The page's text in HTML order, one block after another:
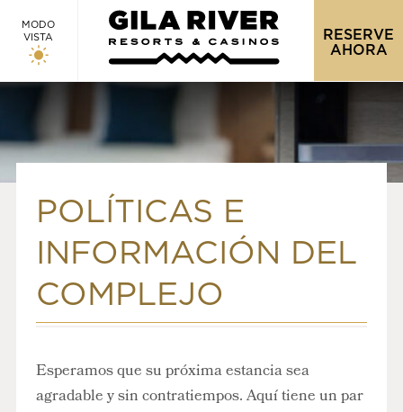
MODO
VISTA
RESERVE
AHORA
POLÍTICAS E
INFORMACIÓN DEL
COMPLEJO
Esperamos que su próxima estancia sea
agradable y sin contratiempos. Aquí tiene un par